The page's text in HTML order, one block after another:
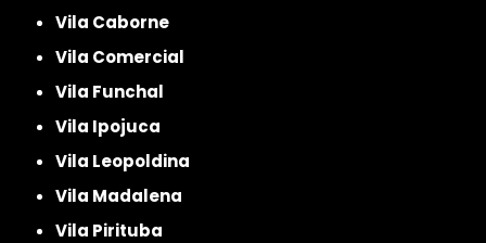
Vila Caborne
Vila Comercial
Vila Funchal
Vila Ipojuca
Vila Leopoldina
Vila Madalena
Vila Pirituba